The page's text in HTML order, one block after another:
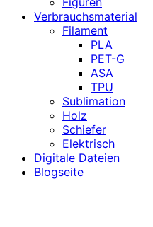
Verbrauchsmaterial
Filament
PLA
PET-G
ASA
TPU
Sublimation
Holz
Schiefer
Elektrisch
Digitale Dateien
Blogseite